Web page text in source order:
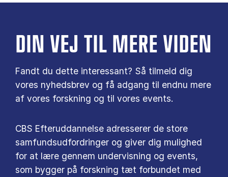
DIN VEJ TIL MERE VIDEN
Fandt du dette interessant? Så tilmeld dig
vores nyhedsbrev og få adgang til endnu mere
af vores forskning og til vores events.
CBS Efteruddannelse adresserer de store
samfundsudfordringer og giver dig mulighed
for at lære gennem undervisning og events,
som bygger på forskning tæt forbundet med